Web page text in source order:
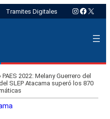
Tramites Digitales Instagram
X
PAES 2022: Melany Guerrero del
SLEP Atacama superó los 870